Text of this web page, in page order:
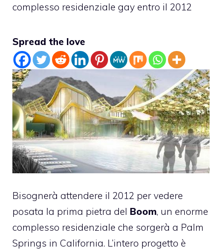
complesso residenziale gay entro il 2012
Spread the love
Bisognerà attendere il 2012 per vedere
posata la prima pietra del Boom, un enorme
complesso residenziale che sorgerà a Palm
Springs in California. L’intero progetto è